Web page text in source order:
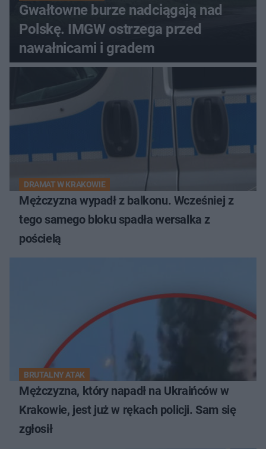
Gwałtowne burze nadciągają nad
Polskę. IMGW ostrzega przed
nawałnicami i gradem
DRAMAT W KRAKOWIE
Mężczyzna wypadł z balkonu. Wcześniej z
tego samego bloku spadła wersalka z
pościelą
BRUTALNY ATAK
Mężczyzna, który napadł na Ukraińców w
Krakowie, jest już w rękach policji. Sam się
zgłosił